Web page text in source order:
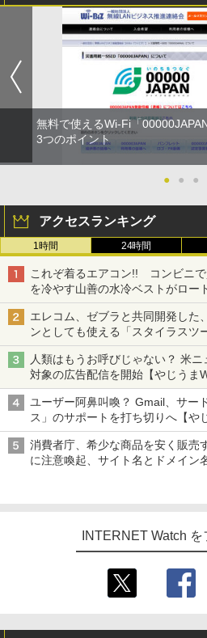
無料で使えるWi-Fi「
3つのポイント
● ● ●
アクセスランキング
1時間 24時間
これぞ着るエアコン!! コンビニ
を冷やす山善の水冷ベストがロー
ち・ざ・ろーど！その14】【空い
エレコム、ゼブラと共同開発した
ンとしても使える「スタイラス
も、持ち替えずに書き込める
人類はもうお呼びじゃない？ 米
対象の広告配信を開始【やじうま
ユーザー阿鼻叫喚？ Gmail、サー
ス」のサポートを打ち切りへ【や
消費者庁、希少な商品を安く販売
に注意喚起、サイト名とドメイン
INTERNET Watch